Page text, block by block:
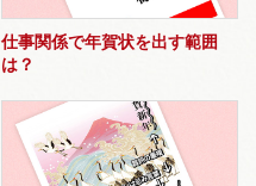
仕事関係で年賀状を出す範囲
は？